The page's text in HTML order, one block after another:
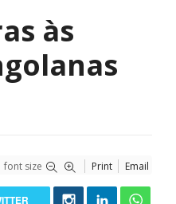
às
font size Print Email